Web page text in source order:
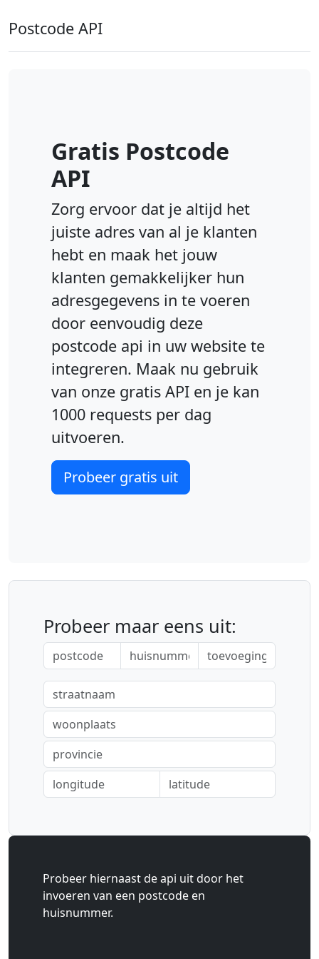
Postcode API
Gratis Postcode
API
Zorg ervoor dat je altijd het
juiste adres van al je klanten
hebt en maak het jouw
klanten gemakkelijker hun
adresgegevens in te voeren
door eenvoudig deze
postcode api in uw website te
integreren. Maak nu gebruik
van onze gratis API en je kan
1000 requests per dag
uitvoeren.
Probeer gratis uit
Probeer maar eens uit:
Probeer hiernaast de api uit door het
invoeren van een postcode en
huisnummer.